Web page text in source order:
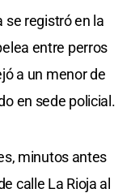
se registró en la
entre perros
a un menor de
en sede policial.
minutos antes
calle La Rioja al